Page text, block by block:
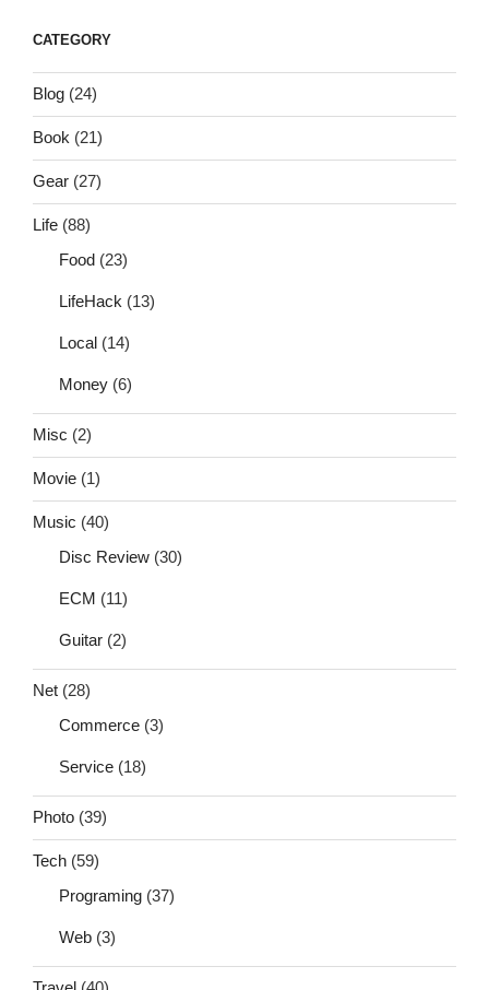
CATEGORY
Blog (24)
Book (21)
Gear (27)
Life (88)
Food (23)
LifeHack (13)
Local (14)
Money (6)
Misc (2)
Movie (1)
Music (40)
Disc Review (30)
ECM (11)
Guitar (2)
Net (28)
Commerce (3)
Service (18)
Photo (39)
Tech (59)
Programing (37)
Web (3)